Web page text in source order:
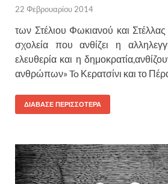
22 Φεβρουαρίου 2014
των Στέλιου Φωκιανού και
σχολεία που ανθίζει η
ελευθερία και η
ανθρώπων» To Κερατσίνι και το
ΔΙΑΒΑΣΕ ΠΕΡΙΣΣΟΤΕΡΑ